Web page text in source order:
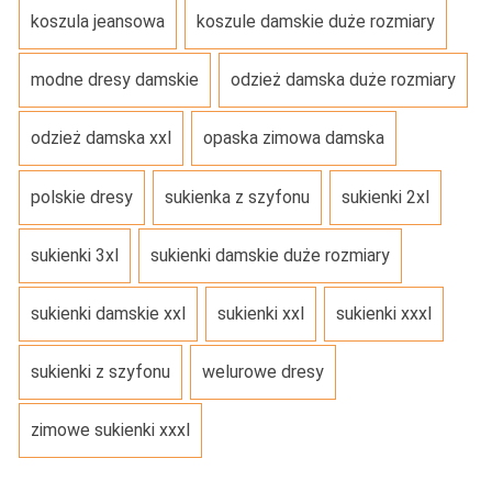
koszula jeansowa koszule damskie duże rozmiary
modne dresy damskie odzież damska duże rozmiary
odzież damska xxl opaska zimowa damska
polskie dresy sukienka z szyfonu sukienki 2xl
sukienki 3xl sukienki damskie duże rozmiary
sukienki damskie xxl sukienki xxl sukienki xxxl
sukienki z szyfonu welurowe dresy
zimowe sukienki xxxl